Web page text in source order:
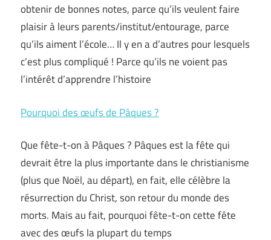
obtenir de bonnes notes, parce qu’ils veulent faire
plaisir à leurs parents/institut/entourage, parce
qu’ils aiment l’école… Il y en a d’autres pour lesquels
c’est plus compliqué ! Parce qu’ils ne voient pas
l’intérêt d’apprendre l’histoire
Pourquoi des œufs de Pâques ?
Que fête-t-on à Pâques ? Pâques est la fête qui
devrait être la plus importante dans le christianisme
(plus que Noël, au départ), en fait, elle célèbre la
résurrection du Christ, son retour du monde des
morts. Mais au fait, pourquoi fête-t-on cette fête
avec des œufs la plupart du temps